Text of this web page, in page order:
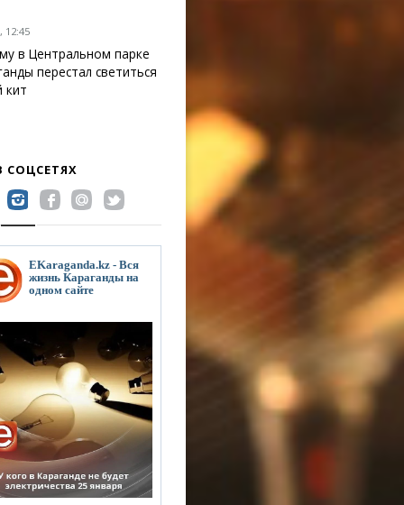
12:45
в Центральном парке
перестал светиться
кит
СОЦСЕТЯХ
EKaraganda.kz - Вся
жизнь Караганды на
одном сайте